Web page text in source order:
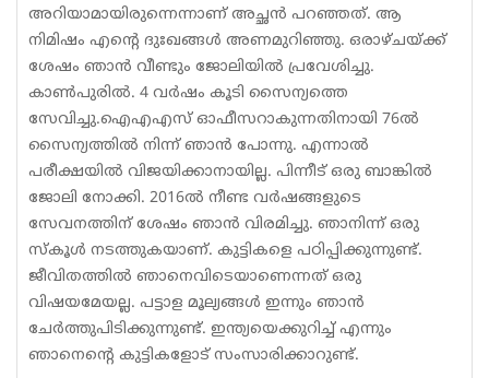
അറിയാമായിരുന്നെന്നാണ് അച്ഛന്‍ പറഞ്ഞത്. ആ
നിമിഷം എന്റെ ദുഃഖങ്ങള്‍ അണമുറിഞ്ഞു. ഒരാഴ്ചയ്ക്ക്
ശേഷം ഞാന്‍ വീണ്ടും ജോലിയില്‍ പ്രവേശിച്ചു.
കാണ്‍പുരില്‍. 4 വര്‍ഷം കൂടി സൈന്യത്തെ
സേവിച്ചു.ഐഎഎസ് ഓഫീസറാകുന്നതിനായി 76ല്‍
സൈന്യത്തില്‍ നിന്ന് ഞാന്‍ പോന്നു. എന്നാല്‍
പരീക്ഷയില്‍ വിജയിക്കാനായില്ല. പിന്നീട് ഒരു ബാങ്കില്‍
ജോലി നോക്കി. 2016ല്‍ നീണ്ട വര്‍ഷങ്ങളുടെ
സേവനത്തിന് ശേഷം ഞാന്‍ വിരമിച്ചു. ഞാനിന്ന് ഒരു
സ്‌കൂള്‍ നടത്തുകയാണ്. കുട്ടികളെ പഠിപ്പിക്കുന്നുണ്ട്.
ജീവിതത്തില്‍ ഞാനെവിടെയാണെന്നത് ഒരു
വിഷയമേയല്ല. പട്ടാള മൂല്യങ്ങള്‍ ഇന്നും ഞാന്‍
ചേര്‍ത്തുപിടിക്കുന്നുണ്ട്. ഇന്ത്യയെക്കുറിച്ച് എന്നും
ഞാനെന്റെ കുട്ടികളോട് സംസാരിക്കാറുണ്ട്.